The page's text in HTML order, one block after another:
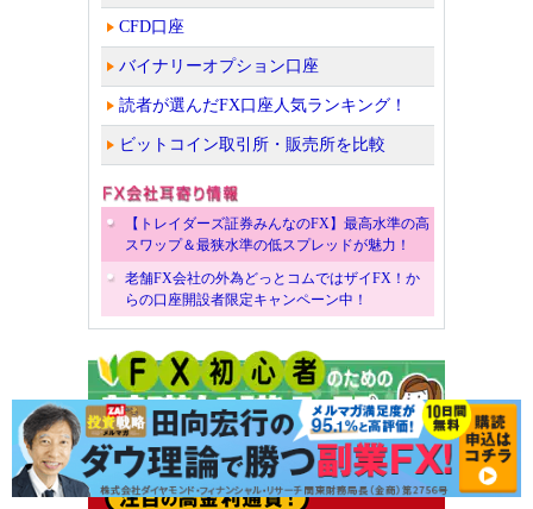
CFD口座
バイナリーオプション口座
読者が選んだFX口座人気ランキング！
ビットコイン取引所・販売所を比較
【トレイダーズ証券みんなのFX】最高水準の高
スワップ＆最狭水準の低スプレッドが魅力！
老舗FX会社の外為どっとコムではザイFX！か
らの口座開設者限定キャンペーン中！